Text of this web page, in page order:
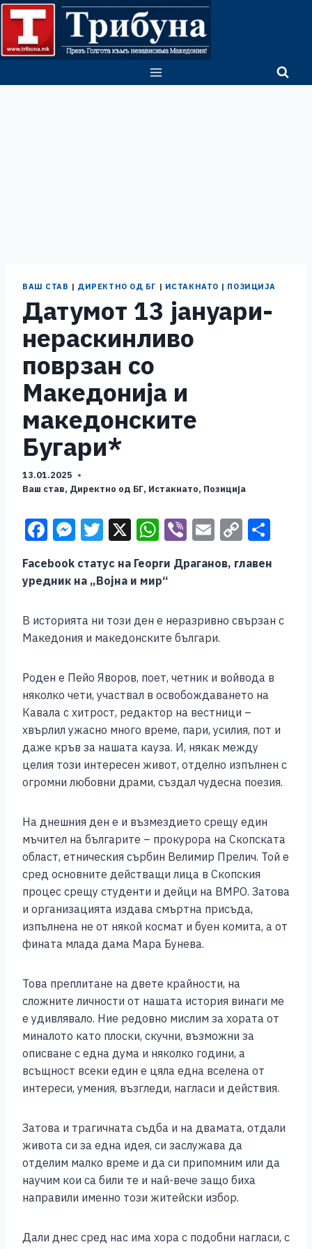
Skip
content
ВАШ СТАВ | ДИРЕКТНО ОД БГ | ИСТАКНАТО | ПОЗИЦИЈА
Датумот 13 јануари-
нераскинливо
поврзан со
Македонија и
македонските
Бугари*
13.01.2025
Ваш став, Директно од БГ, Истакнато, Позиција
F
a
c
b
o
k
M
ss
n
g
T
tt
er
X W
at
A
p
Vi
er
E
ai
C
p
Li
ar
Facebook статус на Георги Драганов, главен
уредник на „Војна и мир“
В историята ни този ден е неразривно свързан с
Македония и македонските българи.
Роден е Пейо Яворов, поет, четник и войвода в
няколко чети, участвал в освобождаването на
Кавала с хитрост, редактор на вестници –
хвърлил ужасно много време, пари, усилия, пот и
даже кръв за нашата кауза. И, някак между
целия този интересен живот, отделно изпълнен с
огромни любовни драми, създал чудесна поезия.
На днешния ден е и възмездието срещу един
мъчител на българите – прокурора на Скопската
област, етническия сърбин Велимир Прелич. Той е
сред основните действащи лица в Скопския
процес срещу студенти и дейци на ВМРО. Затова
и организацията издава смъртна присъда,
изпълнена не от някой космат и буен комита, а от
фината млада дама Мара Бунева.
Това преплитане на двете крайности, на
сложните личности от нашата история винаги ме
е удивлявало. Ние редовно мислим за хората от
миналото като плоски, скучни, възможни за
описване с една дума и няколко години, а
всъщност всеки един е цяла една вселена от
интереси, умения, възгледи, нагласи и действия.
Затова и трагичната съдба и на двамата, отдали
живота си за една идея, си заслужава да
отделим малко време и да си припомним или да
научим кои са били те и най-вече защо биха
направили именно този житейски избор.
Дали днес сред нас има хора с подобни нагласи, с